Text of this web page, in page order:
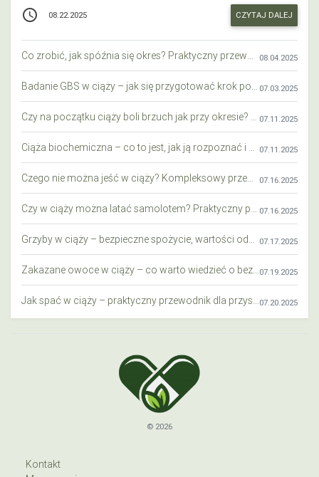
access_time 08.22.2025 CZYTAJ DALEJ
08.04.2025
07.03.2025
07.11.2025
07.11.2025
07.16.2025
07.16.2025
07.17.2025
07.19.2025
07.20.2025
© 2026
Kontakt